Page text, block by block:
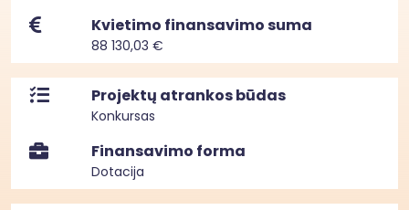
Kvietimo finansavimo suma
88 130,03 €
Projektų atrankos būdas
Konkursas
Finansavimo forma
Dotacija